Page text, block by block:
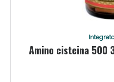
Amino cisteina 500